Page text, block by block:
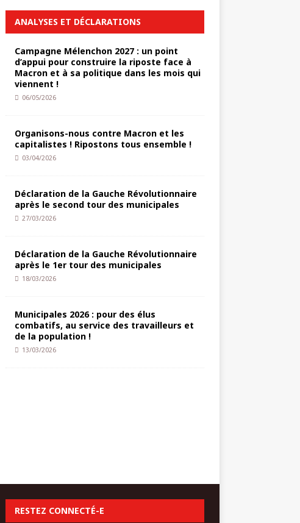
ANALYSES ET DÉCLARATIONS
Campagne Mélenchon 2027 : un point
d’appui pour construire la riposte face à
Macron et à sa politique dans les mois qui
viennent !
06/05/2026
Organisons-nous contre Macron et les
capitalistes ! Ripostons tous ensemble !
03/04/2026
Déclaration de la Gauche Révolutionnaire
après le second tour des municipales
27/03/2026
Déclaration de la Gauche Révolutionnaire
après le 1er tour des municipales
18/03/2026
Municipales 2026 : pour des élus
combatifs, au service des travailleurs et
de la population !
13/03/2026
RESTEZ CONNECTÉ-E